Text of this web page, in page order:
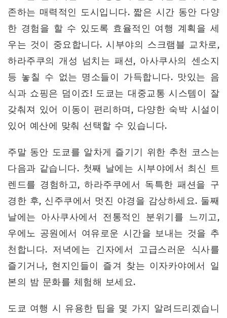
존하는 매력적인 도시입니다. 짧은 시간 동안 다양
한 경험을 할 수 있도록 효율적인 여행 계획을 세
우는 것이 중요합니다. 시부야의 스크램블 교차로,
하라주쿠의 개성 넘치는 패션, 아사쿠사의 센소지
등 놓칠 수 없는 명소들이 가득합니다. 맛있는 음
식과 쇼핑은 덤이죠! 도쿄는 대중교통 시스템이 잘
갖춰져 있어 이동이 편리하며, 다양한 숙박 시설이
있어 예산에 맞춰 선택할 수 있습니다.
주말 동안 도쿄를 알차게 즐기기 위한 추천 코스는
다음과 같습니다. 첫째 날에는 시부야에서 최신 트
렌드를 경험하고, 하라주쿠에서 독특한 패션을 구
경한 후, 신주쿠에서 멋진 야경을 감상하세요. 둘째
날에는 아사쿠사에서 전통적인 분위기를 느끼고,
우에노 공원에서 여유로운 시간을 보내는 것을 추
천합니다. 저녁에는 긴자에서 고급스러운 식사를
즐기거나, 현지인들이 즐겨 찾는 이자카야에서 일
본의 밤 문화를 체험해 보세요.
도쿄 여행 시 유용한 팁을 몇 가지 알려드리겠습니